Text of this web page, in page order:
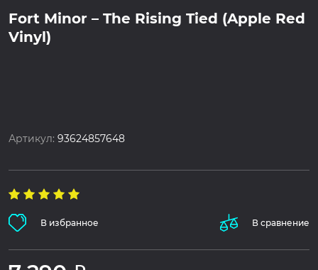
Fort Minor – The Rising Tied (Apple Red
Vinyl)
Артикул:93624857648
В избранное В сравнение